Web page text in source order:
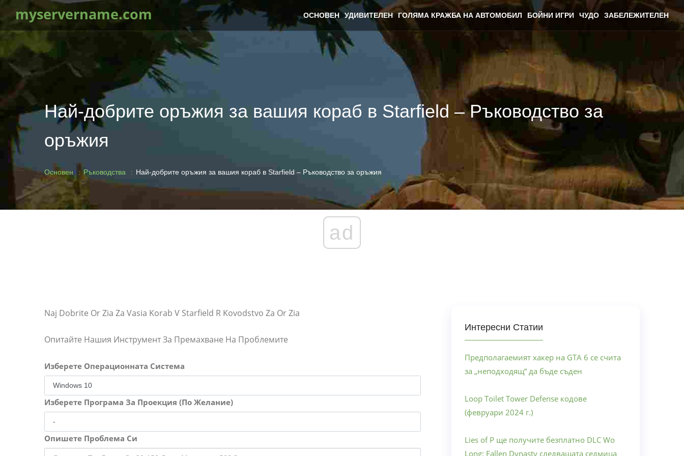
myservername.com ОСНОВЕН УДИВИТЕЛЕН ГОЛЯМА КРАЖБА НА АВТОМОБИЛ БОЙНИ ИГРИ ЧУДО ЗАБЕЛЕЖИТЕЛЕН
Най-добрите оръжия за вашия кораб в Starfield – Ръководство за
оръжия
Основен Ръководства Най-добрите оръжия за вашия кораб в Starfield – Ръководство за оръжия
ad
Naj Dobrite Or Zia Za Vasia Korab V Starfield R Kovodstvo Za Or Zia
Опитайте Нашия Инструмент За Премахване На Проблемите
Изберете Операционната Система
Изберете Програма За Проекция (По Желание)
Опишете Проблема Си
Интересни Статии
Предполагаемият хакер на GTA 6 се счита
за „неподходящ“ да бъде съден
Loop Toilet Tower Defense кодове
(февруари 2024 г.)
Lies of P ще получите безплатно DLC Wo
Long: Fallen Dynasty следващата седмица